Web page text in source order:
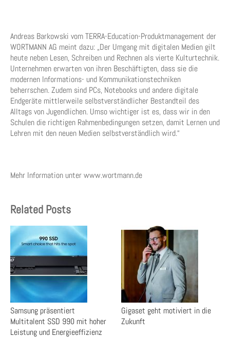
Andreas Barkowski vom TERRA-Education-Produktmanagement der
WORTMANN AG meint dazu: „Der Umgang mit digitalen Medien gilt
heute neben Lesen, Schreiben und Rechnen als vierte Kulturtechnik.
Unternehmen erwarten von ihren Beschäftigten, dass sie die
modernen Informations- und Kommunikationstechniken
beherrschen. Zudem sind PCs, Notebooks und andere digitale
Endgeräte mittlerweile selbstverständlicher Bestandteil des
Alltags von Jugendlichen. Umso wichtiger ist es, dass wir in den
Schulen die richtigen Rahmenbedingungen setzen, damit Lernen und
Lehren mit den neuen Medien selbstverständlich wird.“
Mehr Information unter www.wortmann.de
Related Posts
Samsung präsentiert
Multitalent SSD 990 mit hoher
Leistung und Energieeffizienz
Gigaset geht motiviert in die
Zukunft